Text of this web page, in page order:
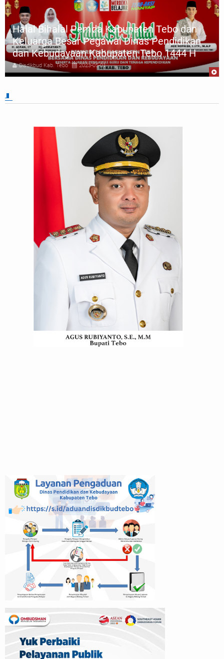
Halal Bihalal Pemda Kabupaten Tebo dan
Keluarga Besar Pegawai Dinas Pendidikan
dan Kebudayaan Kabupaten Tebo 1444 H
Disdikbud Kab. Tebo 2023-05-01